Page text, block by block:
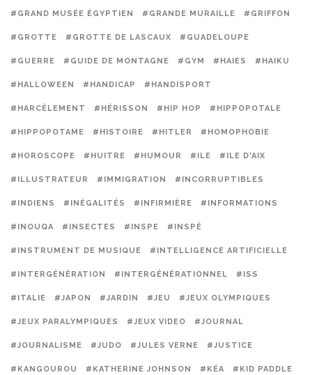
#GRAND MUSÉE ÉGYPTIEN #GRANDE MURAILLE #GRIFFON
#GROTTE #GROTTE DE LASCAUX #GUADELOUPE
#GUERRE #GUIDE DE MONTAGNE #GYM #HAIES #HAIKU
#HALLOWEEN #HANDICAP #HANDISPORT
#HARCÈLEMENT #HÉRISSON #HIP HOP #HIPPOPOTALE
#HIPPOPOTAME #HISTOIRE #HITLER #HOMOPHOBIE
#HOROSCOPE #HUITRE #HUMOUR #ILE #ILE D'AIX
#ILLUSTRATEUR #IMMIGRATION #INCORRUPTIBLES
#INDIENS #INÉGALITÉS #INFIRMIÈRE #INFORMATIONS
#INOUQA #INSECTES #INSPE #INSPÉ
#INSTRUMENT DE MUSIQUE #INTELLIGENCE ARTIFICIELLE
#INTERGÉNÉRATION #INTERGÉNÉRATIONNEL #ISS
#ITALIE #JAPON #JARDIN #JEU #JEUX OLYMPIQUES
#JEUX PARALYMPIQUES #JEUX VIDEO #JOURNAL
#JOURNALISME #JUDO #JULES VERNE #JUSTICE
#KANGOUROU #KATHERINE JOHNSON #KÉA #KID PADDLE